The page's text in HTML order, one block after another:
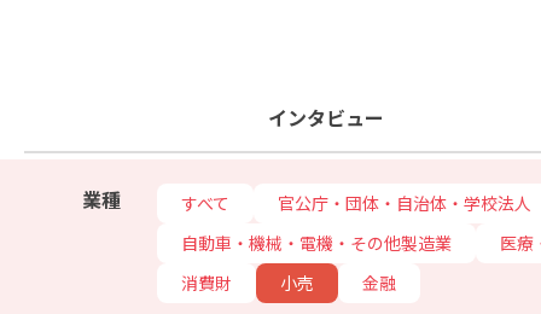
インタビュー
業種 すべて
官公庁・団体・自治体・学校法人
自動車・機械・電機・その他製造業
医療
消費財
小売 金融